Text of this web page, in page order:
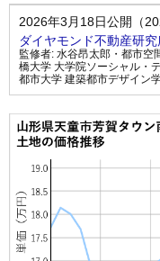
2026年3月18日公開（
ダイヤモンド不動産研究
監修者: 水谷昂太郎・都市空
橋大学 大学院ソーシャル・
都市大学 建築都市デザイン